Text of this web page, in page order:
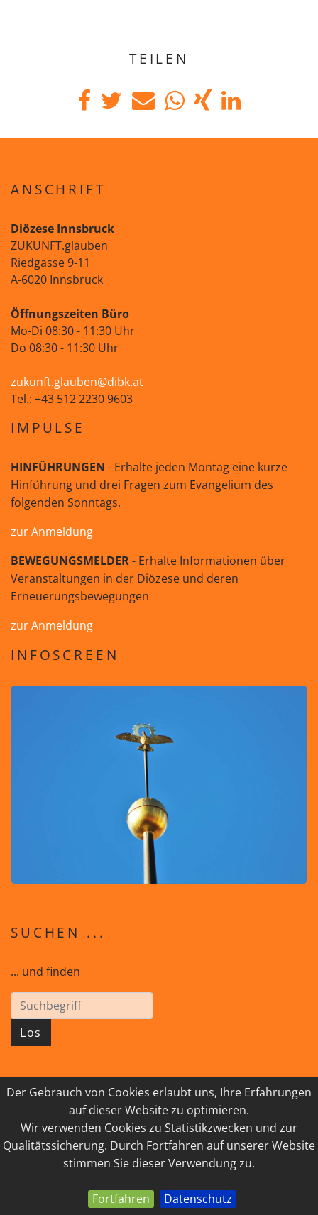
Der Gebrauch von Cookies erlaubt uns, Ihre Erfahrungen
auf dieser Website zu optimieren.
Wir verwenden Cookies zu Statistikzwecken und zur
Qualitätssicherung. Durch Fortfahren auf unserer Website
stimmen Sie dieser Verwendung zu.
Fortfahren Datenschutz
TEILEN
ANSCHRIFT
Diözese Innsbruck
ZUKUNFT.glauben
Riedgasse 9-11
A-6020 Innsbruck
Öffnungszeiten Büro
Mo-Di 08:30 - 11:30 Uhr
Do 08:30 - 11:30 Uhr
zukunft.glauben@dibk.at
Tel.: +43 512 2230 9603
IMPULSE
HINFÜHRUNGEN - Erhalte jeden Montag eine kurze
Hinführung und drei Fragen zum Evangelium des
folgenden Sonntags.
zur Anmeldung
BEWEGUNGSMELDER- Erhalte Informationen über
Veranstaltungen in der Diözese und deren
Erneuerungsbewegungen
zur Anmeldung
INFOSCREEN
SUCHEN ...
... und finden
Los
© 2026 GEISTreich - Diözese Innsbruck
IMPRESSUM
LINKSAMMLUNG
DATENSCHUTZ
KONTAKT
powered by webEdition CMS